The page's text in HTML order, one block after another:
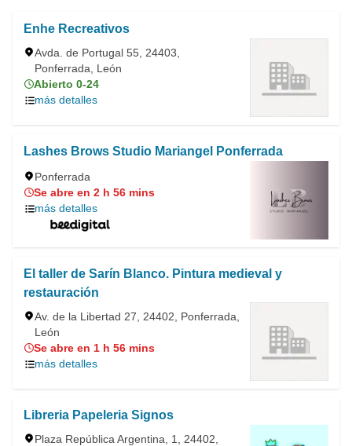
Enhe Recreativos
Avda. de Portugal 55, 24403,
Ponferrada, León
Abierto 0-24
más detalles
Lashes Brows Studio Mariangel Ponferrada
Ponferrada
Se abre en 2 h 56 mins
más detalles
El taller de Sarín Blanco. Pintura medieval y
restauración
Av. de la Libertad 27, 24402, Ponferrada,
León
Se abre en 1 h 56 mins
más detalles
Libreria Papeleria Signos
Plaza República Argentina, 1, 24402,